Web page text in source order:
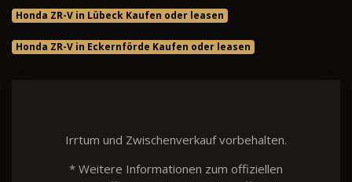
Honda ZR-V in Lübeck Kaufen oder leasen
Honda ZR-V in Eckernförde Kaufen oder leasen
Irrtum und Zwischenverkauf vorbehalten.
* Weitere Informationen zum offiziellen